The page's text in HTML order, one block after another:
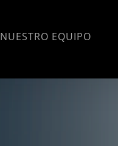
NUESTRO EQUIPO